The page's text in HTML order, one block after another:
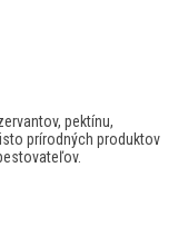
pektínu,
prírodných produktov